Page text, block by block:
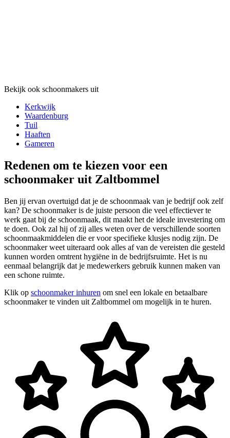
Bekijk ook schoonmakers uit
Kerkwijk
Waardenburg
Tuil
Haaften
Gameren
Redenen om te kiezen voor een
schoonmaker uit Zaltbommel
Ben jij ervan overtuigd dat je de schoonmaak van je bedrijf ook zelf
kan? De schoonmaker is de juiste persoon die veel effectiever te
werk gaat bij de schoonmaak, dit maakt het de ideale investering om
te doen. Ook zal hij of zij alles weten over de verschillende soorten
schoonmaakmiddelen die er voor specifieke klusjes nodig zijn. De
schoonmaker weet uiteraard ook alles af van de vereisten die gesteld
kunnen worden omtrent hygiëne in de bedrijfsruimte. Het is nu
eenmaal belangrijk dat je medewerkers gebruik kunnen maken van
een schone ruimte.
Klik op schoonmaker inhuren om snel een lokale en betaalbare
schoonmaker te vinden uit Zaltbommel om mogelijk in te huren.